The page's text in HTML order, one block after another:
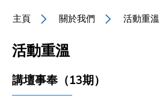
主頁 關於我們 活動重溫
活動重溫
講壇事奉（13期）